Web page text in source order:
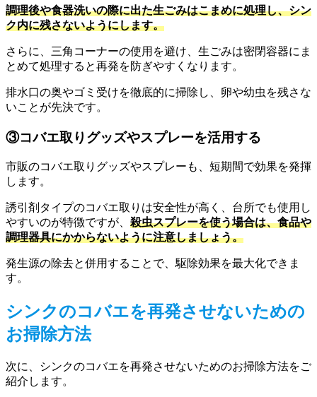
調理後や食器洗いの際に出た生ごみはこまめに処理し、シン
ク内に残さないようにします。
さらに、三角コーナーの使用を避け、生ごみは密閉容器にま
とめて処理すると再発を防ぎやすくなります。
排水口の奥やゴミ受けを徹底的に掃除し、卵や幼虫を残さな
いことが先決です。
③コバエ取りグッズやスプレーを活用する
市販のコバエ取りグッズやスプレーも、短期間で効果を発揮
します。
誘引剤タイプのコバエ取りは安全性が高く、台所でも使用し
やすいのが特徴ですが、 殺虫スプレーを使う場合は、食品や
調理器具にかからないように注意しましょう。
発生源の除去と併用することで、駆除効果を最大化できま
す。
シンクのコバエを再発させないための
お掃除方法
次に、シンクのコバエを再発させないためのお掃除方法をご
紹介します。